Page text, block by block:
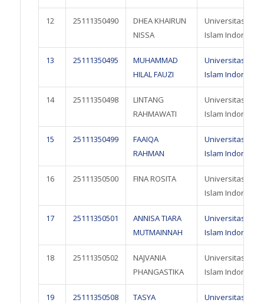
12 25111350490
DHEA KHAIRUN
NISSA
Universitas
Islam Indonesia
13 25111350495
MUHAMMAD
HILAL FAUZI
Universitas
Islam Indonesia
14 25111350498
LINTANG
RAHMAWATI
Universitas
Islam Indonesia
15 25111350499
FAAIQA
RAHMAN
Universitas
Islam Indonesia
16 25111350500 FINA ROSITA
Universitas
Islam Indonesia
17 25111350501
ANNISA TIARA
MUTMAINNAH
Universitas
Islam Indonesia
18 25111350502
NAJVANIA
PHANGASTIKA
Universitas
Islam Indonesia
19 25111350508
TASYA
Universitas